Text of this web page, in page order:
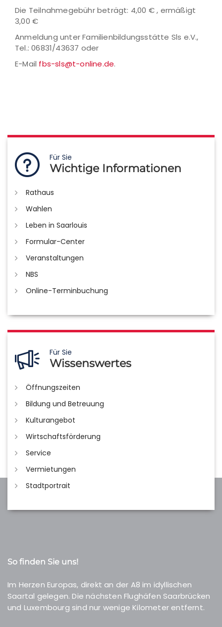
Die Teilnahmegebühr beträgt: 4,00 € , ermäßigt
3,00 €
Anmeldung unter Familienbildungsstätte Sls e.V.,
Tel.: 06831/43637 oder
E-Mail fbs-sls@t-online.de.
Für Sie
Wichtige Informationen
Rathaus
Wahlen
Leben in Saarlouis
Formular-Center
Veranstaltungen
NBS
Online-Terminbuchung
Für Sie
Wissenswertes
Öffnungszeiten
Bildung und Betreuung
Kulturangebot
Wirtschaftsförderung
Service
Vermietungen
Stadtportrait
So finden Sie uns!
Im Herzen Europas, direkt an der A8 im idyllischen
Saartal gelegen. Die nächsten Flughäfen Saarbrücken
und Luxembourg sind nur wenige Kilometer entfernt.